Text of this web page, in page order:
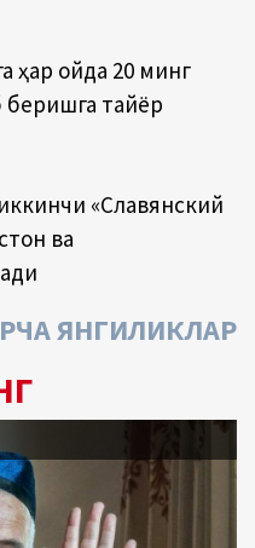
ҳар ойда 20 минг
беришга тайёр
«Славянский
ва
ЯНГИЛИКЛАР